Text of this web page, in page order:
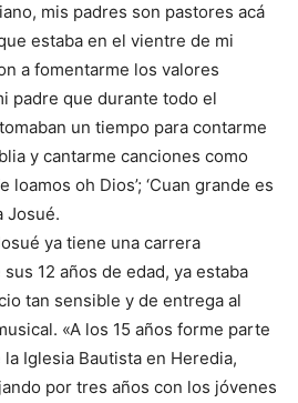
mis padres son pastores acá
estaba en el vientre de mi
a fomentarme los valores
padre que durante todo el
un tiempo para contarme
y cantarme canciones como
loamos oh Dios’; ‘Cuan grande es
Josué.
ya tiene una carrera
12 años de edad, ya estaba
tan sensible y de entrega al
«A los 15 años forme parte
Iglesia Bautista en Heredia,
por tres años con los jóvenes